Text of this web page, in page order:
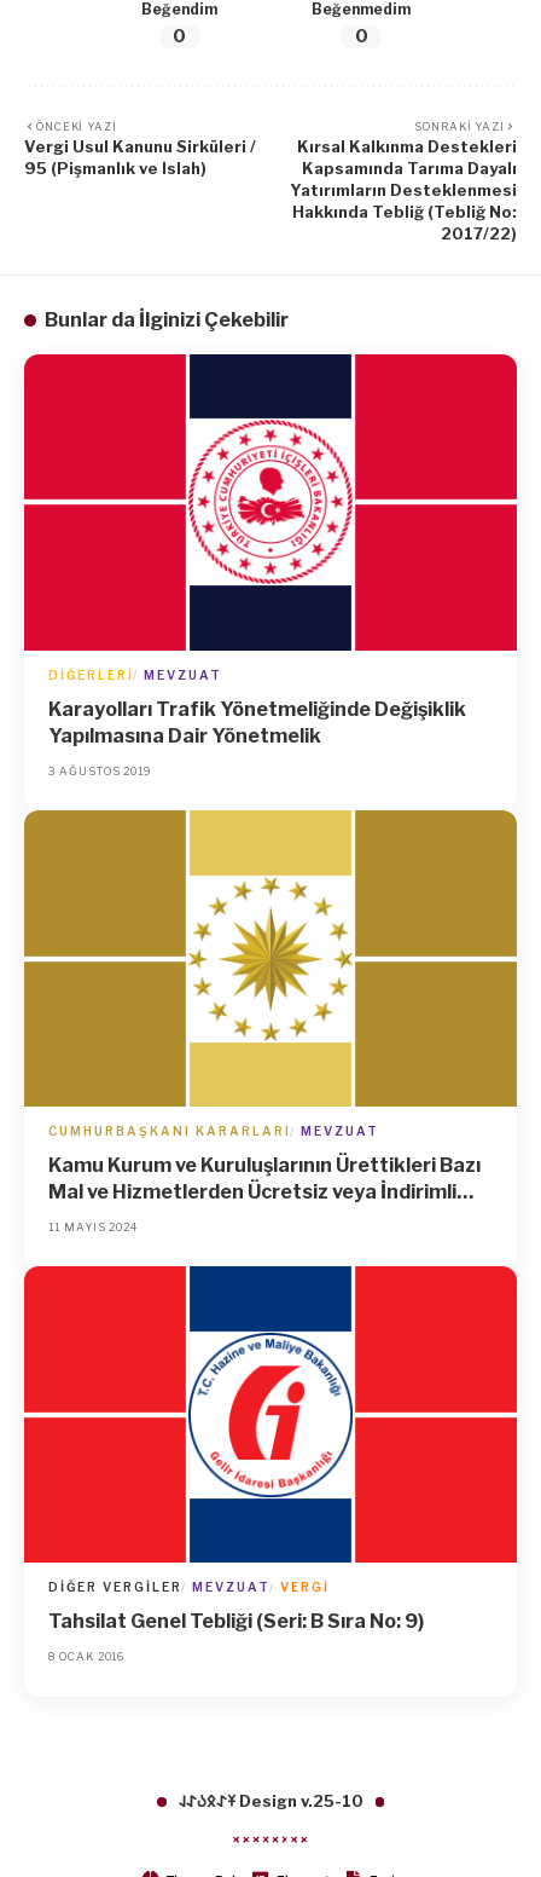
Beğendim
0
Beğenmedim
0
ÖNCEKI YAZI
Vergi Usul Kanunu Sirküleri /
95 (Pişmanlık ve Islah)
SONRAKI YAZI
Kırsal Kalkınma Destekleri
Kapsamında Tarıma Dayalı
Yatırımların Desteklenmesi
Hakkında Tebliğ (Tebliğ No:
2017/22)
Bunlar da İlginizi Çekebilir
DIĞERLERI MEVZUAT
Karayolları Trafik Yönetmeliğinde Değişiklik
Yapılmasına Dair Yönetmelik
3 AĞUSTOS 2019
CUMHURBAŞKANI KARARLARI MEVZUAT
Kamu Kurum ve Kuruluşlarının Ürettikleri Bazı
Mal ve Hizmetlerden Ücretsiz veya İndirimli
Olarak Faydalanacakların Tespitine İlişkin
Cumhurbaşkanı Kararında Değişiklik
11 MAYIS 2024
DIĞER VERGILER MEVZUAT VERGI
Tahsilat Genel Tebliği (Seri: B Sıra No: 9)
8 OCAK 2016
𐱁𐰀𐰋𐰉𐰀𐰞 Design v.25-10